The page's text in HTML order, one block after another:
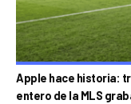
Apple hace historia:
entero de la MLS